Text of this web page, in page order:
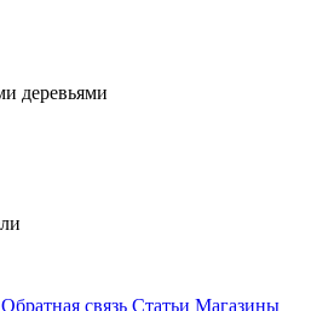
Обратная связь Статьи Магазины